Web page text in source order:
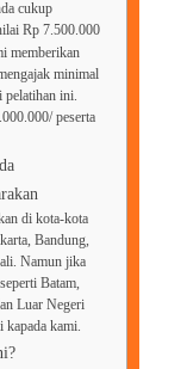
cukup
Rp 7.500.000
memberikan
minimal
pelatihan ini.
peserta
di kota-kota
Bandung,
Namun jika
Batam,
Luar Negeri
kapada kami.